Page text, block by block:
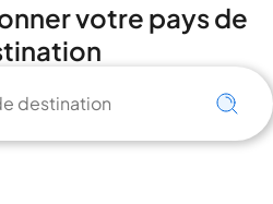
votre pays de